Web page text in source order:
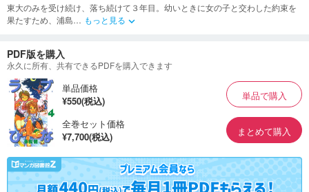
東大のみを受け続け、落ち続けて３年目。幼いときに女の子と交わした約束を
果たすため、浦島… もっと見る keyboard_arrow_down
PDF版を購入
永久に所有、共有できるPDFを購入できます
単品価格
¥550(税込)
単品で購入
全巻セット価格
¥7,700(税込)
まとめて購入